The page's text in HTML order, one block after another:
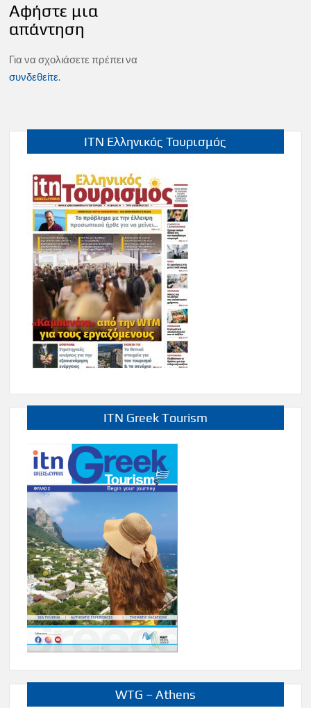
Αφήστε μια
απάντηση
Για να σχολιάσετε πρέπει να
συνδεθείτε
ITN Ελληνικός Τουρισμός
ITN Greek Tourism
WTG – Athens